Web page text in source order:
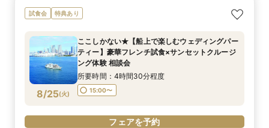
8/24(月)
【非日常空間へようこそ♪】豪華フレンチ試食×ラ
ンチクルーズ体験×プラン特別特典付き相談会
所要時間：4時間30分程度
10:30〜
フェアを予約
8/24(月)
ここしかない★【船上で楽しむウェディングパー
ティー】豪華フレンチ試食×サンセットクルージ
所要時間：4時間30分程度
15:00〜
フェアを予約
8/24(月)
【少人数での結婚式にオススメ！】じっくりご見
学×アットホームパーティー相談フェア
9:00〜
10:30〜
15:00〜
フェアを予約
8/24(月)
【オンライン相談会】お手軽３Dウォークでご見
学♪運命の会場がここに・・★
10:30〜 13:00〜
フェアを予約
試食会 特典あり
8/25(火)
ここしかない★【船上で楽しむウェディングパー
ティー】豪華フレンチ試食×サンセットクルージ
ング体験 相談会
所要時間：4時間30分程度
15:00〜
フェアを予約